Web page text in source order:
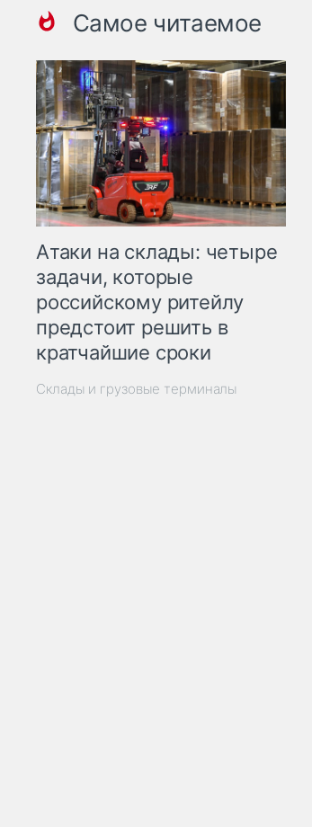
Самое читаемое
Атаки на склады: четыре
задачи, которые
российскому ритейлу
предстоит решить в
кратчайшие сроки
Склады и грузовые терминалы